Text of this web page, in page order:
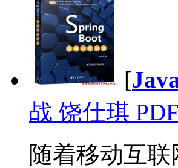
[
战 饶仕琪
随着移动互